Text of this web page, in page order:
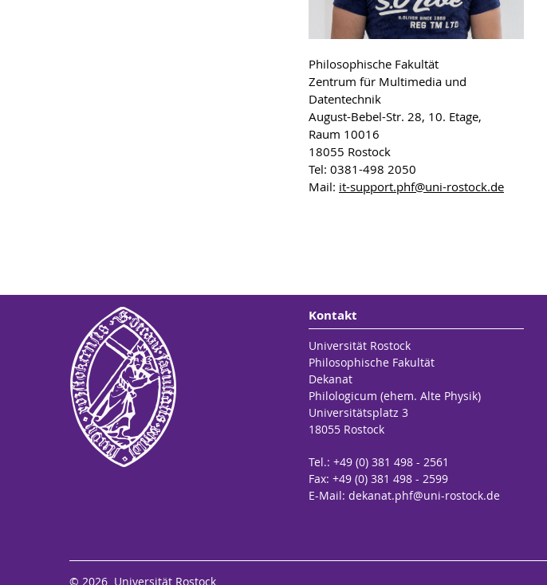
Philosophische Fakultät
Zentrum für Multimedia und
Datentechnik
August-Bebel-Str. 28, 10. Etage,
Raum 10016
18055 Rostock
Tel: 0381-498 2050
Mail: it-support.phf@uni-rostock.de
Kontakt
Universität Rostock
Philosophische Fakultät
Dekanat
Philologicum (ehem. Alte Physik)
Universitätsplatz 3
18055 Rostock
Tel.: +49 (0) 381 498 - 2561
Fax: +49 (0) 381 498 - 2599
E-Mail: dekanat.phf@uni-rostock.de
© 2026 Universität Rostock